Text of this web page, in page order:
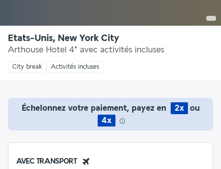
Etats-Unis, New York City
Arthouse Hotel 4* avec activités incluses
City break Activités incluses
Échelonnez votre paiement, payez en 2x
ou
4x
AVEC TRANSPORT